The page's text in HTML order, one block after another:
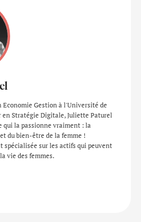
Economie Gestion à l'Université de
en Stratégie Digitale, Juliette Paturel
qui la passionne vraiment : la
du bien-être de la femme !
spécialisée sur les actifs qui peuvent
vie des femmes.